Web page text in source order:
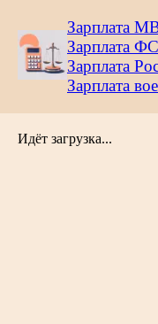
Зарплата
Зарплата
Зарплата
Зарплата
Идёт загрузка...